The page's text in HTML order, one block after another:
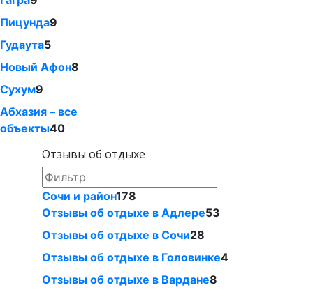
Пицунда9
Гудаута5
Новый Афон8
Сухум9
Абхазия – все
объекты40
Отзывы об отдыхе
Сочи и район178
Отзывы об отдыхе в Адлере53
Отзывы об отдыхе в Сочи28
Отзывы об отдыхе в Головинке4
Отзывы об отдыхе в Вардане8